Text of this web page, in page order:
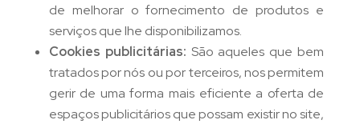
de melhorar o fornecimento de produtos e
serviços que lhe disponibilizamos.
Cookies publicitárias: São aqueles que bem
tratados por nós ou por terceiros, nos permitem
gerir de uma forma mais eficiente a oferta de
espaços publicitários que possam existir no site,